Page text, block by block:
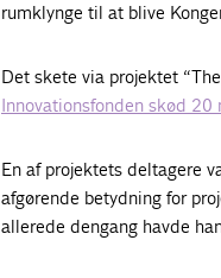
rumklynge til at blive
Det skete via projektet
Innovationsfonden skød 20
En af projektets deltagere
afgørende betydning for
allerede dengang havde